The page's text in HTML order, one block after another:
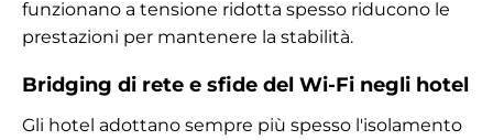
funzionano a tensione ridotta spesso riducono le
prestazioni per mantenere la stabilità.
Bridging di rete e sfide del Wi-Fi negli hotel
Gli hotel adottano sempre più spesso l'isolamento